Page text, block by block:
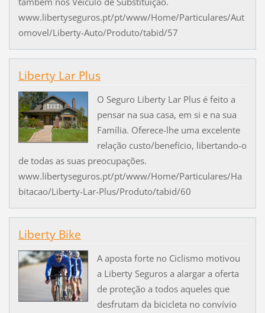
www.libertyseguros.pt/pt/www/Home/Particulares/Aut
omovel/Liberty-Auto/Produto/tabid/57
Liberty Lar Plus
O Seguro Liberty Lar Plus é feito a
pensar na sua casa, em si e na sua
Família. Oferece-lhe uma excelente
relação custo/benefício, libertando-o
de todas as suas preocupações.
www.libertyseguros.pt/pt/www/Home/Particulares/Ha
bitacao/Liberty-Lar-Plus/Produto/tabid/60
Liberty Bike
A aposta forte no Ciclismo motivou
a Liberty Seguros a alargar a oferta
de proteção a todos aqueles que
desfrutam da bicicleta no convívio